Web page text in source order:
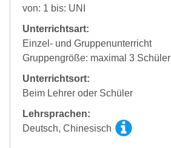
von: 1 bis: UNI
Unterrichtsart:
Einzel- und Gruppenunterricht
Gruppengröße: maximal 3 Schüler
Unterrichtsort:
Beim Lehrer oder Schüler
Lehrsprachen:
Deutsch, Chinesisch